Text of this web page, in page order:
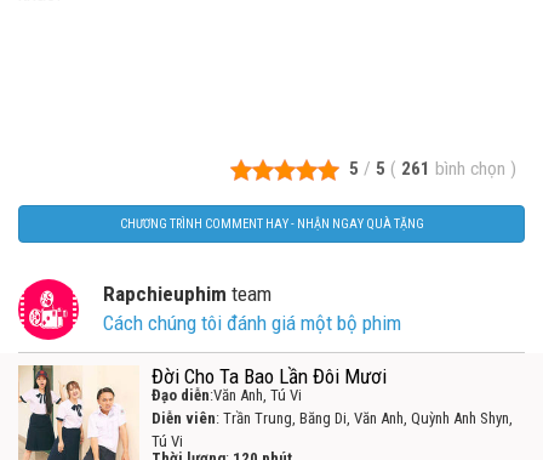
5 / 5 ( 261 bình chọn )
CHƯƠNG TRÌNH COMMENT HAY - NHẬN NGAY QUÀ TẶNG
Rapchieuphim team
Cách chúng tôi đánh giá một bộ phim
Đời Cho Ta Bao Lần Đôi Mươi
Đạo diễn:Văn Anh, Tú Vi
Diễn viên: Trần Trung, Băng Di, Văn Anh, Quỳnh Anh Shyn,
Tú Vi